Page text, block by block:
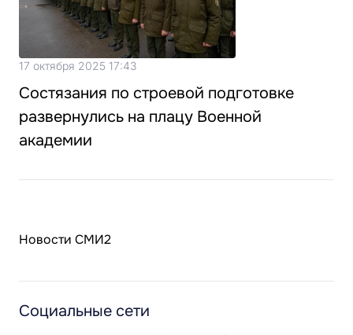
17 октября 2025 17:43
Состязания по строевой подготовке
развернулись на плацу Военной
академии
Новости СМИ2
Социальные сети